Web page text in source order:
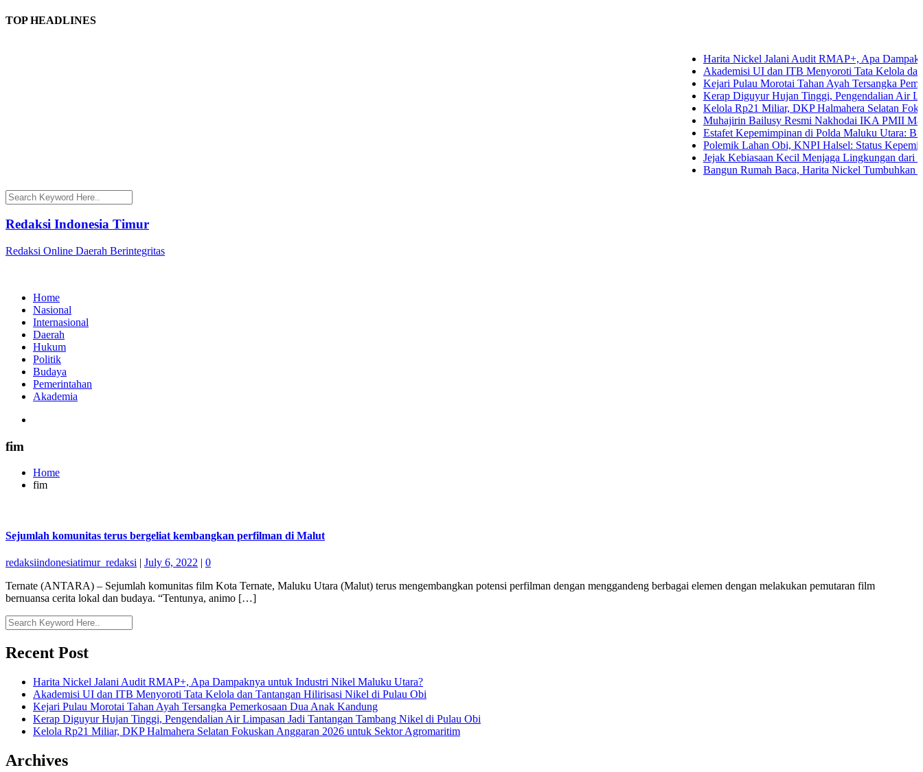
TOP HEADLINES
Harita Nickel Jalani Audit RMAP+, Apa Dampaknya
Akademisi UI dan ITB Menyoroti Tata Kelola dan
Kejari Pulau Morotai Tahan Ayah Tersangka
Kerap Diguyur Hujan Tinggi, Pengendalian Air
Kelola Rp21 Miliar, DKP Halmahera Selatan Fokuskan
Muhajirin Bailusy Resmi Nakhodai IKA PMII Malut,
Estafet Kepemimpinan di Polda Maluku Utara: Brigjen
Polemik Lahan Obi, KNPI Halsel: Status Kepemilikan
Jejak Kebiasaan Kecil Menjaga Lingkungan dari Ternate
Bangun Rumah Baca, Harita Nickel Tumbuhkan Minat
Redaksi Indonesia Timur
Redaksi Online Daerah Berintegritas
Home
Nasional
Internasional
Daerah
Hukum
Politik
Budaya
Pemerintahan
Akademia
fim
Home
fim
Sejumlah komunitas terus bergeliat kembangkan perfilman di Malut
redaksiindonesiatimur_redaksi | July 6, 2022 | 0
Ternate (ANTARA) – Sejumlah komunitas film Kota Ternate, Maluku Utara (Malut) terus mengembangkan potensi perfilman dengan menggandeng berbagai elemen dengan melakukan pemutaran film
bernuansa cerita lokal dan budaya. “Tentunya, animo […]
Recent Post
Harita Nickel Jalani Audit RMAP+, Apa Dampaknya untuk Industri Nikel Maluku Utara?
Akademisi UI dan ITB Menyoroti Tata Kelola dan Tantangan Hilirisasi Nikel di Pulau Obi
Kejari Pulau Morotai Tahan Ayah Tersangka Pemerkosaan Dua Anak Kandung
Kerap Diguyur Hujan Tinggi, Pengendalian Air Limpasan Jadi Tantangan Tambang Nikel di Pulau Obi
Kelola Rp21 Miliar, DKP Halmahera Selatan Fokuskan Anggaran 2026 untuk Sektor Agromaritim
Archives